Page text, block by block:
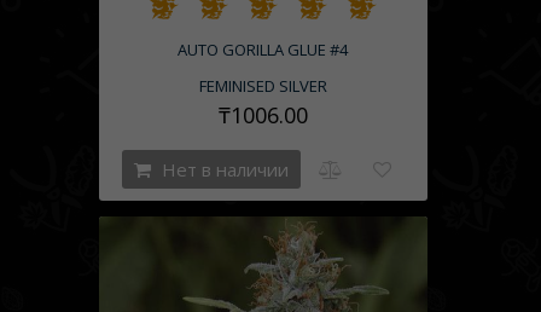
AUTO GORILLA GLUE #4
FEMINISED SILVER
₸1006.00
Нет в наличии